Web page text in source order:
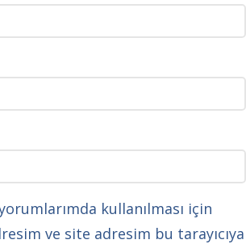
kullanılması için
ve site adresim bu tarayıcıya